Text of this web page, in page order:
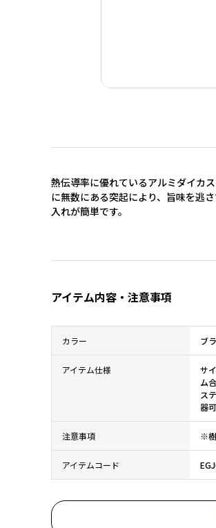
熱伝導率に優れているアルミダイカ
に無数にある突起により、旨味を逃
入れが簡単です。
アイテム内容・注意事項
カラー ブ
アイテム仕様
サ
ム
ス
器
注意事項 ※樹
アイテムコード